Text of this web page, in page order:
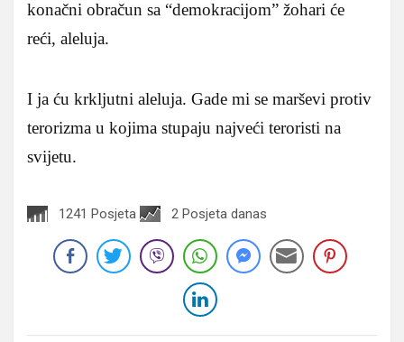
konačni obračun sa “demokracijom” žohari će
reći, aleluja.
I ja ću krkljutni aleluja. Gade mi se marševi protiv
terorizma u kojima stupaju najveći teroristi na
svijetu.
1241 Posjeta 2 Posjeta danas